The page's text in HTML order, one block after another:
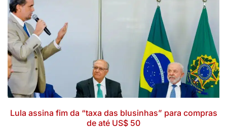
Lula assina fim da “taxa das blusinhas” para compras
de até US$ 50